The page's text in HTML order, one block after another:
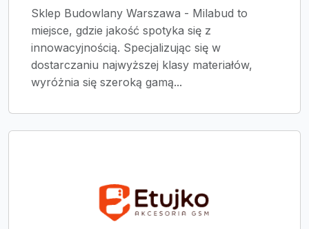
Sklep Budowlany Warszawa - Milabud to
miejsce, gdzie jakość spotyka się z
innowacyjnością. Specjalizując się w
dostarczaniu najwyższej klasy materiałów,
wyróżnia się szeroką gamą...